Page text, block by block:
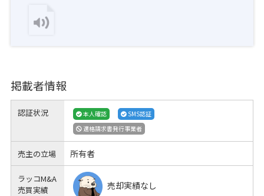
掲載者情報
認証状況 本人確認
SMS認証
適格請求書発行事業者
売主の立場 所有者
ラッコM&A
売買実績
売却実績なし